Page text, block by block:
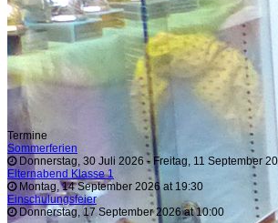
Termine
Sommerferien
Donnerstag, 30 Juli 2026-Freitag, 11 September
Elternabend Klasse 1
Montag, 14 September 2026 at 19:30
Einschulungsfeier
Donnerstag, 17 September 2026 at 10:00